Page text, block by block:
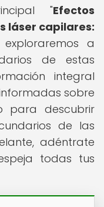
"Efectos
láser capilares:
exploraremos a
de estas
integral
sobre
para descubrir
de las
adéntrate
todas tus